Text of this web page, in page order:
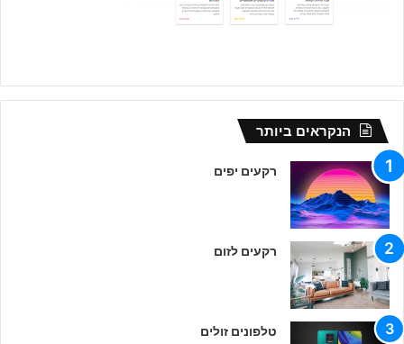
הנקראים ביותר
רקעים יפים
רקעים לזום
טלפונים זולים